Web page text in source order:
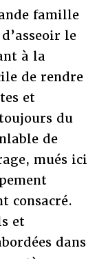
famille
le
à la
de rendre
et
du
de
mués ici
consacré.
et
dans